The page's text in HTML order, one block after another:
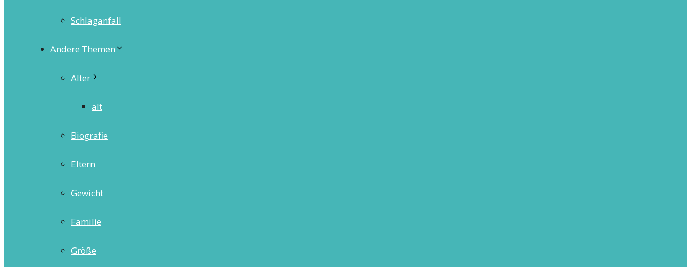
Schlaganfall
Andere Themen
Alter
alt
Biografie
Eltern
Gewicht
Familie
Größe